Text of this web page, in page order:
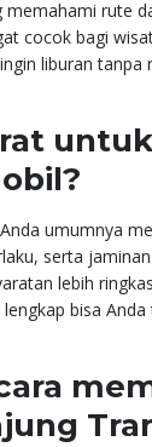
memahami rute
cocok bagi
liburan tanpa
untuk
umumnya
serta
lebih
bisa